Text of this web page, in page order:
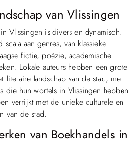
van Vlissingen
Vlissingen is divers en dynamisch.
aan genres, van klassieke
fictie, poëzie, academische
Lokale auteurs hebben een grote
literaire landschap van de stad, met
die hun wortels in Vlissingen hebben
verrijkt met de unieke culturele en
van de stad.
van Boekhandels in